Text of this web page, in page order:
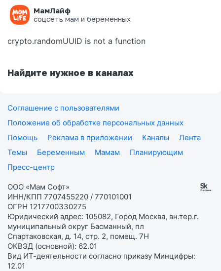
МамЛайф
соцсеть мам и беременных
Ошибка на странице
crypto.randomUUID is not a function
Найдите нужное в каналах
Соглашение с пользователями
Положение об обработке персональных данных
Помощь
Реклама в приложении Каналы
Лента
Темы
Беременным Мамам
Планирующим
Пресс-центр
ООО «Мам Софт»
ИНН/КПП 7707455220 / 770101001
ОГРН 1217700330275
Юридический адрес: 105082, Город Москва, вн.тер.г.
муниципальный округ Басманный, пл
Спартаковская, д. 14, стр. 2, помещ. 7Н
ОКВЭД (основной): 62.01
Вид ИТ-деятельности согласно приказу Минцифры:
12.01